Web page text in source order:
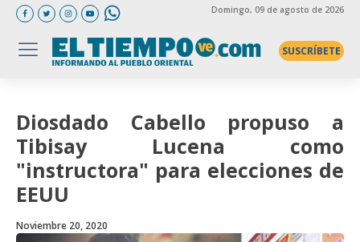
Domingo, 09 de agosto de 2026
SUSCRÍBETE
Diosdado Cabello propuso a
Tibisay Lucena como
"instructora" para elecciones de
EEUU
Noviembre 20, 2020